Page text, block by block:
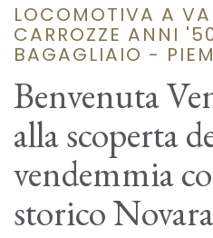
LOCOMOTIVA A
CARROZZE ANNI
BAGAGLIAIO -
Benvenuta
alla scoperta
vendemmia
storico